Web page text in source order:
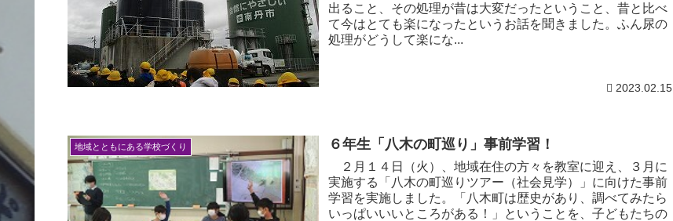
出ること、その処理が昔は大変だったということ、昔と比べ
て今はとても楽になったというお話を聞きました。ふん尿の
処理がどうして楽にな...
2023.02.15
地域とともにある学校づくり ６年生「八木の町巡り」事前学習！
２月１４日（火）、地域在住の方々を教室に迎え、３月に
実施する「八木の町巡りツアー（社会見学）」に向けた事前
学習を実施しました。「八木町は歴史があり、調べてみたら
いっぱいいいところがある！」ということを、子どもたちの